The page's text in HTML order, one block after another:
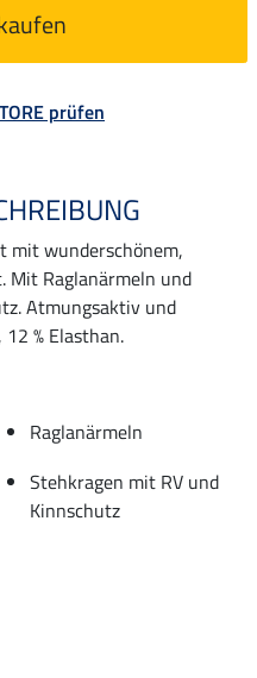
prüfen
mit wunderschönem,
Mit Raglanärmeln und
Atmungsaktiv und
% Elasthan.
Raglanärmeln
Stehkragen mit RV und
Kinnschutz